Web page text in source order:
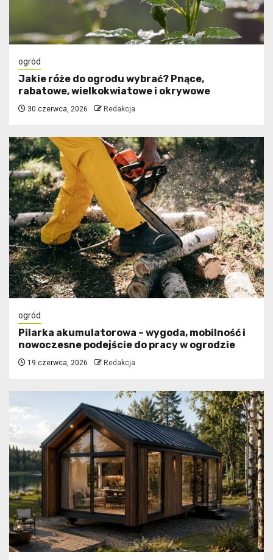
ogród
Jakie róże do ogrodu wybrać? Pnące,
rabatowe, wielkokwiatowe i okrywowe
30 czerwca, 2026 Redakcja
ogród
Pilarka akumulatorowa – wygoda, mobilność i
nowoczesne podejście do pracy w ogrodzie
19 czerwca, 2026 Redakcja